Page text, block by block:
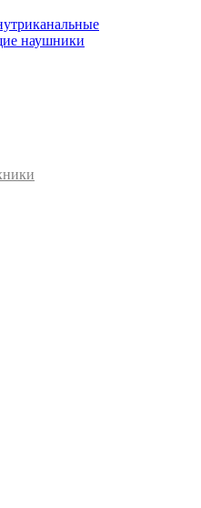
наушники